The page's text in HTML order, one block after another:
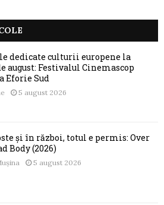
dedicate culturii europene la
august: Festivalul Cinemascop
Eforie Sud
5 august 2026
și în război, totul e permis: Over
Body (2026)
5 august 2026